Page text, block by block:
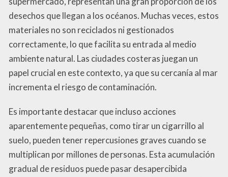
desechos que llegan a los océanos. Muchas veces, estos
materiales no son reciclados ni gestionados
correctamente, lo que facilita su entrada al medio
ambiente natural. Las ciudades costeras juegan un
papel crucial en este contexto, ya que su cercanía al mar
incrementa el riesgo de contaminación.
Es importante destacar que incluso acciones
aparentemente pequeñas, como tirar un cigarrillo al
suelo, pueden tener repercusiones graves cuando se
multiplican por millones de personas. Esta acumulación
gradual de residuos puede pasar desapercibida